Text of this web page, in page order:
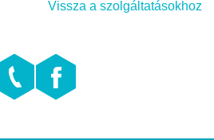
Vissza a szolgáltatásokhoz